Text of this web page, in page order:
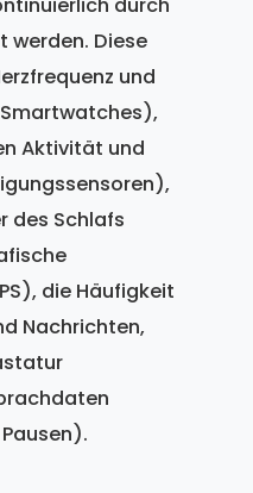
werden. Diese
und
Aktivität und
des Schlafs
die Häufigkeit
Nachrichten,